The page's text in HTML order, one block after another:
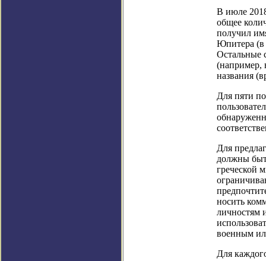
В июле
общее
получил
Юпитера (в
Остальные
(например,
названия
Для пяти
Для
должны
греческой
носить
личностям
военным
Для